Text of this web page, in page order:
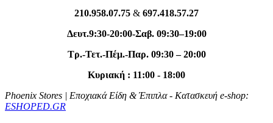
210.958.07.75 & 697.418.57.27
Δευτ.9:30-20:00-Σαβ. 09:30–19:00
Tρ.-Τετ.-Πέμ.-Παρ. 09:30 – 20:00
Κυριακή : 11:00 - 18:00
Phoenix Stores | Εποχιακά Είδη & Έπιπλα- Κατασκευή e-shop:
ESHOPED.GR